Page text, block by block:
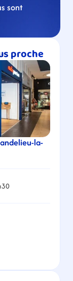
sont
proche
la-